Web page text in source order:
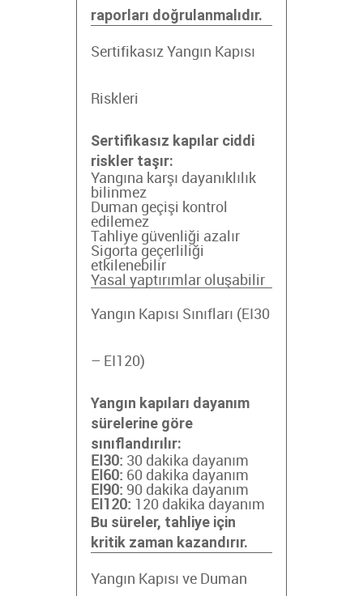
raporları doğrulanmalıdır.
Sertifikasız Yangın Kapısı
Riskleri
Sertifikasız kapılar ciddi
riskler taşır:
Yangına karşı dayanıklılık
bilinmez
Duman geçişi kontrol
edilemez
Tahliye güvenliği azalır
Sigorta geçerliliği
etkilenebilir
Yasal yaptırımlar oluşabilir
Yangın Kapısı Sınıfları (EI30
– EI120)
Yangın kapıları dayanım
sürelerine göre
sınıflandırılır:
EI30: 30 dakika dayanım
EI60: 60 dakika dayanım
EI90: 90 dakika dayanım
EI120: 120 dakika dayanım
Bu süreler, tahliye için
kritik zaman kazandırır.
Yangın Kapısı ve Duman